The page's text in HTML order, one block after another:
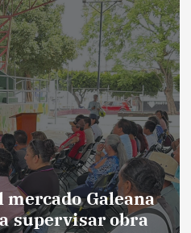
mercado Galeana
supervisar obra